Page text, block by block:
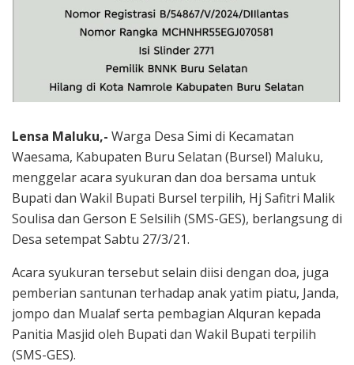
Lensa Maluku,- Warga Desa Simi di Kecamatan
Waesama, Kabupaten Buru Selatan (Bursel) Maluku,
menggelar acara syukuran dan doa bersama untuk
Bupati dan Wakil Bupati Bursel terpilih, Hj Safitri Malik
Soulisa dan Gerson E Selsilih (SMS-GES), berlangsung di
Desa setempat Sabtu 27/3/21.
Acara syukuran tersebut selain diisi dengan doa, juga
pemberian santunan terhadap anak yatim piatu, Janda,
jompo dan Mualaf serta pembagian Alquran kepada
Panitia Masjid oleh Bupati dan Wakil Bupati terpilih
(SMS-GES).